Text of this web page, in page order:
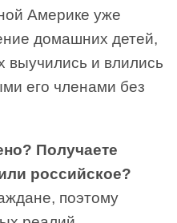
Америке уже
домашних детей,
выучились и влились
его членами без
Получаете
российское?
поэтому